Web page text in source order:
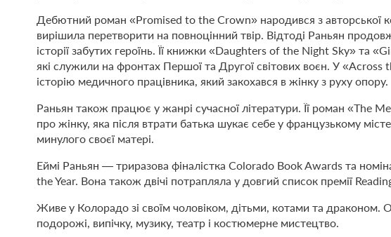
Дебютний роман «Promised to the Crown» народився з авторської
вирішила перетворити на повноцінний твір. Відтоді Раньян
історії забутих героїнь. Її книжки «Daughters of the Night Sky» та
які служили на фронтах Першої та Другої світових воєн. У
історію медичного працівника, який закохався в жінку з руху опору.
Раньян також працює у жанрі сучасної літератури. Її роман «The
про жінку, яка після втрати батька шукає себе у французькому
минулого своєї матері.
Еймі Раньян — триразова фіналістка Colorado Book Awards та
the Year. Вона також двічі потрапляла у довгий список премії
Живе у Колорадо зі своїм чоловіком, дітьми, котами та драконом.
подорожі, випічку, музику, театр і костюмерне мистецтво.